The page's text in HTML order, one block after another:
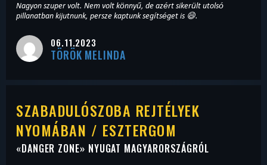
Nagyon szuper volt. Nem volt könnyű, de azért sikerült utolsó
pillanatban kijutnunk, persze kaptunk segítséget is 😄.
06.11.2023
TÖRÖK MELINDA
SZABADULÓSZOBA REJTÉLYEK
NYOMÁBAN / ESZTERGOM
«DANGER ZONE» NYUGAT MAGYARORSZÁGRÓL